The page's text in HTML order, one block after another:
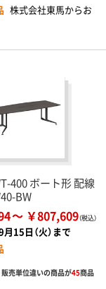
株式会社東馬からお
400 ボート形 配線
BW
￥807,609
月15日（火）まで
販売単位違いの商品が45商品